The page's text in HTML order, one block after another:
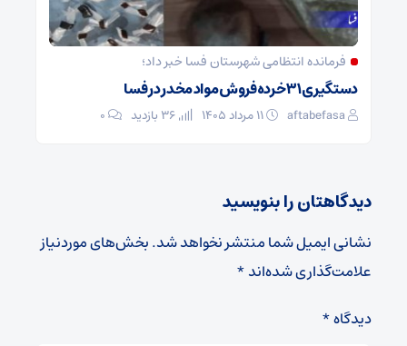
فرمانده انتظامی شهرستان فسا خبر داد؛
دستگیری ۳۱ خرده‌فروش مواد مخدر در فسا
aftabefasa ۰
دیدگاهتان را بنویسید
نشانی ایمیل شما منتشر نخواهد شد.بخش‌های موردنیاز
علامت‌گذاری شده‌اند*
دیدگاه*